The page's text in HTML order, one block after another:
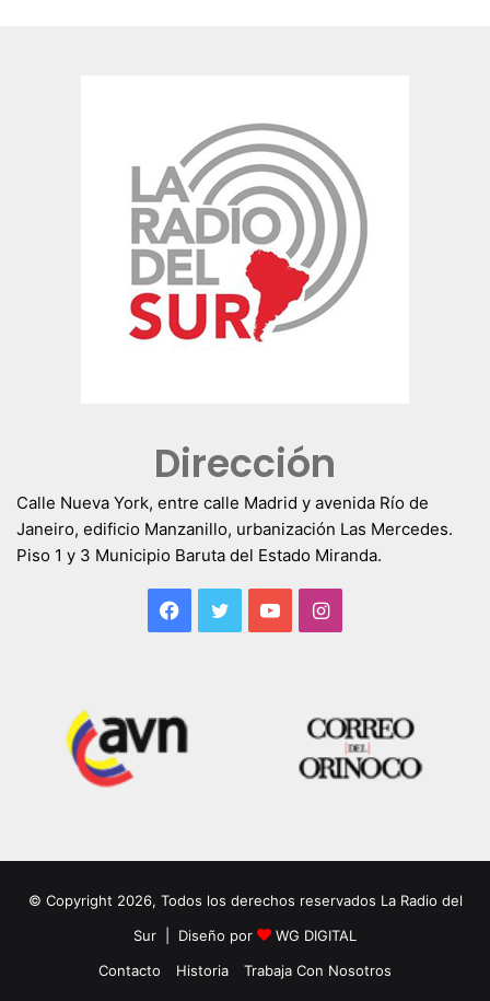
Dirección
Calle Nueva York, entre calle Madrid y avenida Río de
Janeiro, edificio Manzanillo, urbanización Las Mercedes.
Piso 1 y 3 Municipio Baruta del Estado Miranda.
Facebook
TwitterYouTubeInstagram
© Copyright 2026, Todos los derechos reservados La Radio del
Sur | Diseño por
WG DIGITAL
Contacto
Historia Trabaja Con Nosotros